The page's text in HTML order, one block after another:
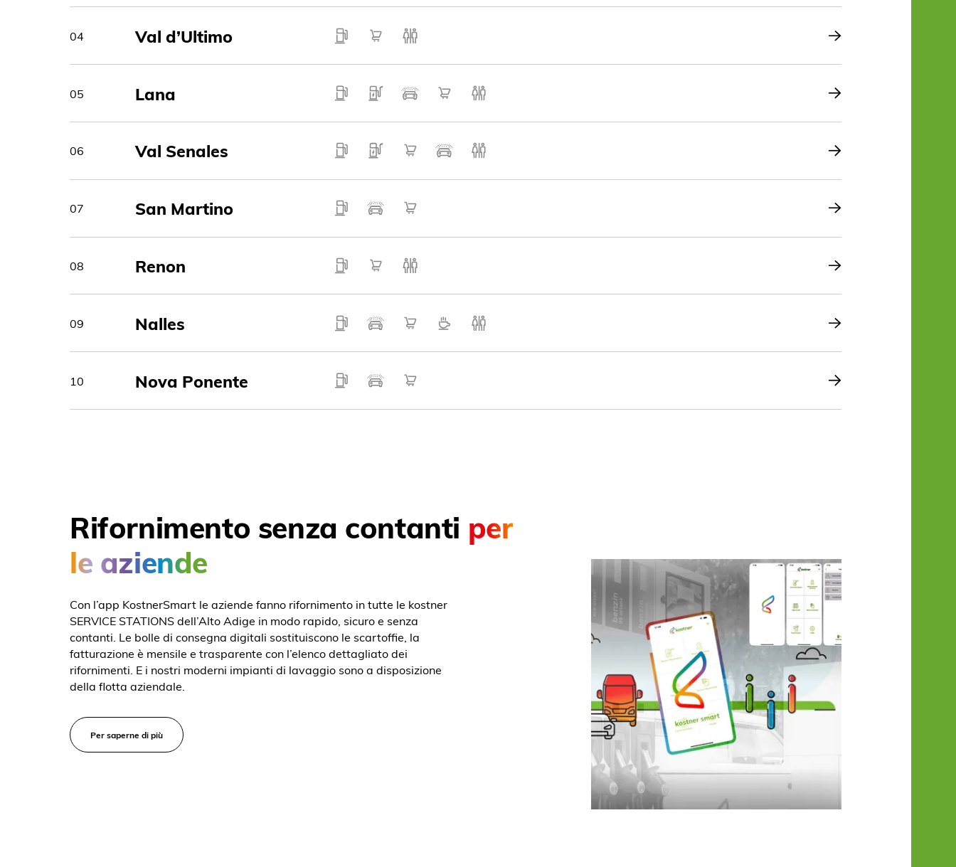
04 Val d’Ultimo
05 Lana
06 Val Senales
07 San Martino
08 Renon
09 Nalles
10 Nova Ponente
Rifornimento senza contanti per
le aziende
Con l’app KostnerSmart le aziende fanno rifornimento in tutte le kostner
SERVICE STATIONS dell’Alto Adige in modo rapido, sicuro e senza
contanti. Le bolle di consegna digitali sostituiscono le scartoffie, la
fatturazione è mensile e trasparente con l’elenco dettagliato dei
rifornimenti. E i nostri moderni impianti di lavaggio sono a disposizione
della flotta aziendale.
Per saperne di più